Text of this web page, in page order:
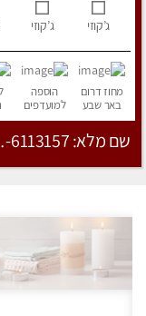
ג’קוזי ג’קוזי
מחוז דרום
באר שבע
הוספה
למועדפים
שם